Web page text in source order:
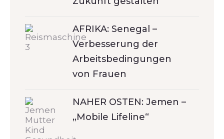
AFRIKA: Senegal –
Verbesserung der
Arbeitsbedingungen
von Frauen
NAHER OSTEN: Jemen –
„Mobile Lifeline“